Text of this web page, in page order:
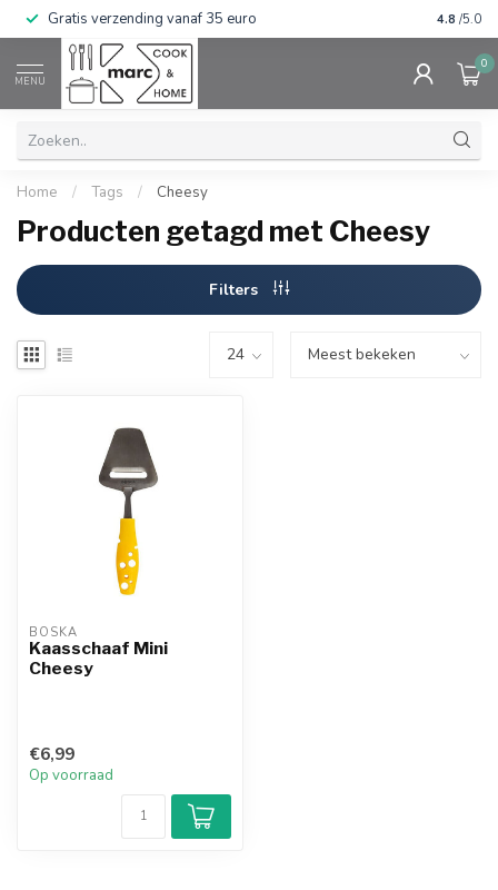
Gratis verzending vanaf 35 euro 4.8 /5.0
MENU
0
Home / Tags / Cheesy
Producten getagd met Cheesy
Filters
BOSKA
Kaasschaaf Mini
Cheesy
€6,99
Op voorraad